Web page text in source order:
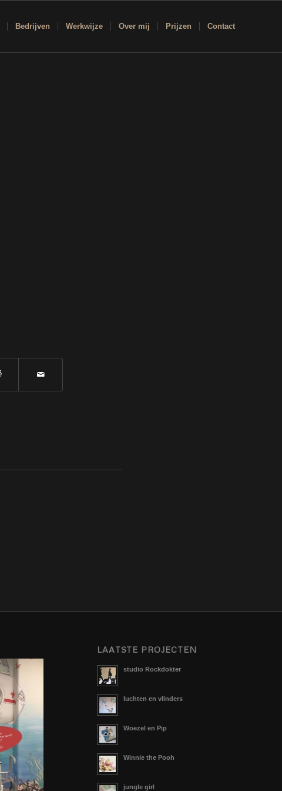
Bedrijven Werkwijze Over mij Prijzen Contact
LAATSTE PROJECTEN
studio Rockdokter
luchten en vlinders
Woezel en Pip
Winnie the Pooh
jungle girl